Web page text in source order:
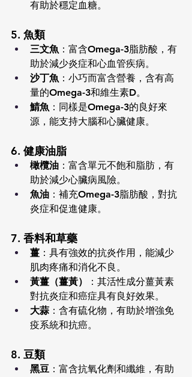
有助於穩定血糖。
5. 魚類
三文魚 ：富含Omega-3脂肪酸，有
助於減少炎症和心血管疾病。
沙丁魚 ：小巧而富含營養，含有高
量的Omega-3和維生素D。
鯖魚 ：同樣是Omega-3的良好來
源，能支持大腦和心臟健康。
6. 健康油脂
橄欖油 ：富含單元不飽和脂肪，有
助於減少心臟病風險。
魚油 ：補充Omega-3脂肪酸，對抗
炎症和促進健康。
7. 香料和草藥
薑 ：具有強效的抗炎作用，能減少
肌肉疼痛和消化不良。
黃薑（薑黃）
：其活性成分薑黃素
對抗炎症和癌症具有良好效果。
大蒜 ：含有硫化物，有助於增強免
疫系統和抗癌。
8. 豆類
黑豆 ：富含抗氧化劑和纖維，有助